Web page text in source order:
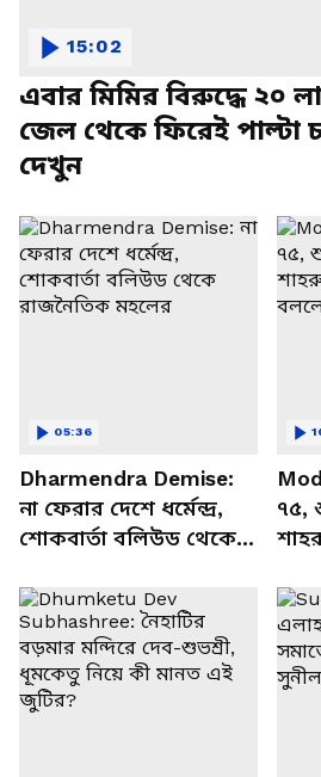
এবার মিমির বিরুদ্ধে ২০
জেল থেকে ফিরেই পাল্টা
দেখুন
15:02
Dharmendra Demise:
না ফেরার দেশে ধর্মেন্দ্র,
শোকবার্তা বলিউড থেকে
05:36
৭৫,